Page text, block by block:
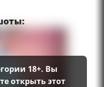
18+. Вы
открыть этот